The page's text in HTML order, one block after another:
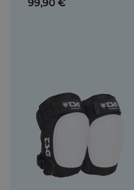
99,90 €